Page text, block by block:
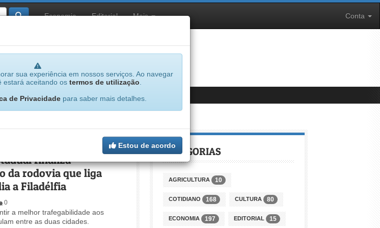
Economia Editorial Mais Conta
sua experiência em nossos serviços. Ao navegar
estará aceitando os termos de utilização
de Privacidadepara saber mais detalhes.
Estou de acordo
finaliza
da rodovia que liga
a Filadélfia
0
a melhor trafegabilidade aos
entre as duas cidades.
CATEGORIAS
AGRICULTURA 10
COTIDIANO 168 CULTURA 80
ECONOMIA 197 EDITORIAL 15